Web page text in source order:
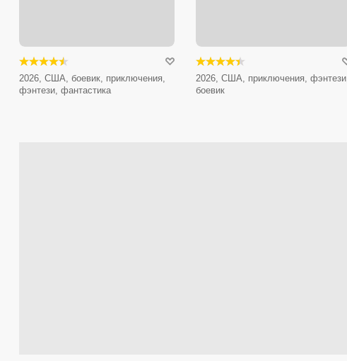
2026, США, боевик, приключения,
фэнтези, фантастика
2026, США, приключения, фэнтези,
боевик